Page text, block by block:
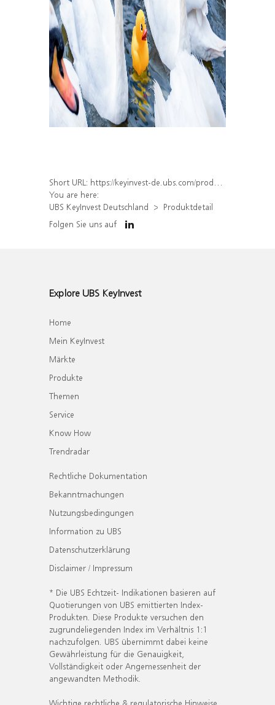
Short URL: https://keyinvest-de.ubs.com/produkt/detail/index/isin/DE000WA8NKY6
You are here:
UBS KeyInvest Deutschland
Produktdetail
Folgen Sie uns auf
Explore UBS KeyInvest
Home
Mein KeyInvest
Märkte
Produkte
Themen
Service
Know How
Trendradar
Rechtliche Dokumentation
Bekanntmachungen
Nutzungsbedingungen
Information zu UBS
Datenschutzerklärung
Disclaimer / Impressum
* Die UBS Echtzeit- Indikationen basieren auf
Quotierungen von UBS emittierten Index-
Produkten. Diese Produkte versuchen den
zugrundeliegenden Index im Verhältnis 1:1
nachzufolgen. UBS übernimmt dabei keine
Gewährleistung für die Genauigkeit,
Vollständigkeit oder Angemessenheit der
angewandten Methodik.